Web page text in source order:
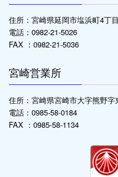
住所：宮崎県延岡市塩浜町4丁
電話：0982-21-5026
FAX ：0982-21-5036
宮崎営業所
住所：宮崎県宮崎市大字熊野字
電話：0985-58-0184
FAX ：0985-58-1134